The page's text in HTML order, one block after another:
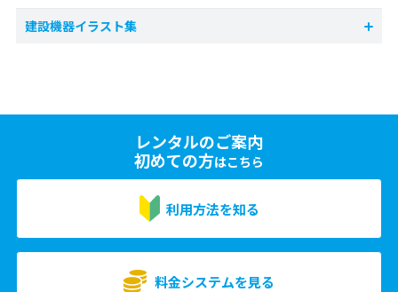
建設機器イラスト集
レンタルのご案内
初めての方はこちら
利用方法を知る
料金システムを見る